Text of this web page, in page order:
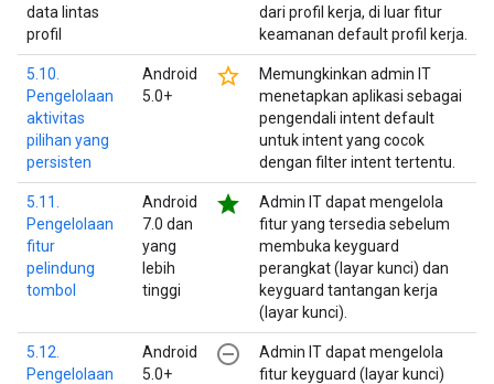
data lintas
profil
dari profil kerja, di luar fitur
keamanan default profil kerja.
5.10.
Pengelolaan
aktivitas
pilihan yang
persisten
Android
5.0+
star_border
Memungkinkan admin IT
menetapkan aplikasi sebagai
pengendali intent default
untuk intent yang cocok
dengan filter intent tertentu.
5.11.
Pengelolaan
fitur
pelindung
tombol
Android
7.0 dan
yang
lebih
tinggi
star
Admin IT dapat mengelola
fitur yang tersedia sebelum
membuka keyguard
perangkat (layar kunci) dan
keyguard tantangan kerja
(layar kunci).
5.12.
Pengelolaan
Android
5.0+
remove_circle_outline
Admin IT dapat mengelola
fitur keyguard (layar kunci)